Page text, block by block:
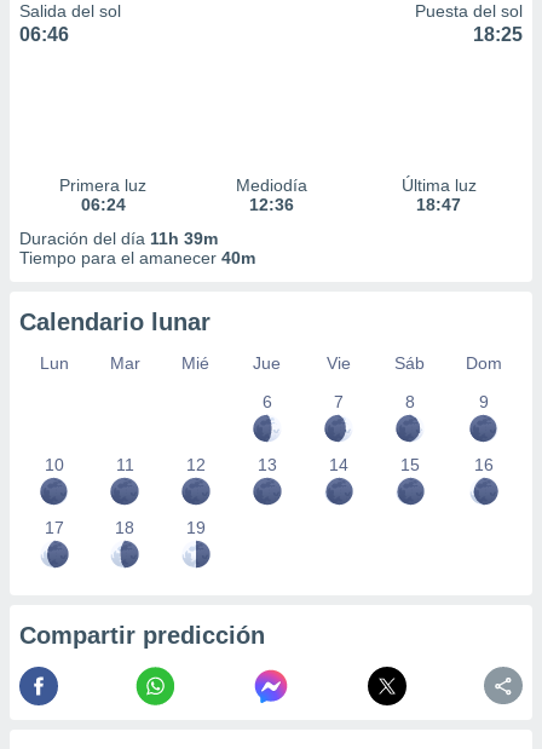
Salida del sol
06:46
Puesta del sol
18:25
Primera luz
06:24
Mediodía
12:36
Última luz
18:47
Duración del día 11h 39m
Tiempo para el amanecer 40m
Calendario lunar
Lun Mar Mié Jue Vie Sáb
Dom
6
7 8 9
10 11 12 13 14 15 16
17 18 19
Compartir predicción